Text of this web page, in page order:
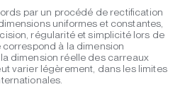
par un procédé de rectification
uniformes et constantes,
régularité et simplicité lors de
correspond à la dimension
dimension réelle des carreaux
varier légèrement, dans les limites